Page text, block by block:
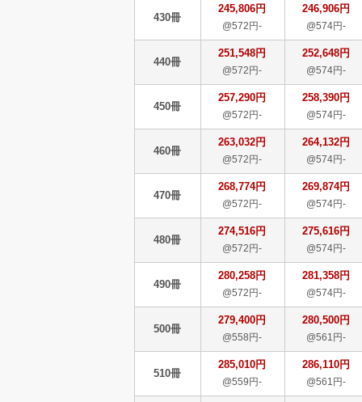
430冊
245,806円
@572円-
246,906円
@574円-
440冊
251,548円
@572円-
252,648円
@574円-
450冊
257,290円
@572円-
258,390円
@574円-
460冊
263,032円
@572円-
264,132円
@574円-
470冊
268,774円
@572円-
269,874円
@574円-
480冊
274,516円
@572円-
275,616円
@574円-
490冊
280,258円
@572円-
281,358円
@574円-
500冊
279,400円
@558円-
280,500円
@561円-
510冊
285,010円
@559円-
286,110円
@561円-